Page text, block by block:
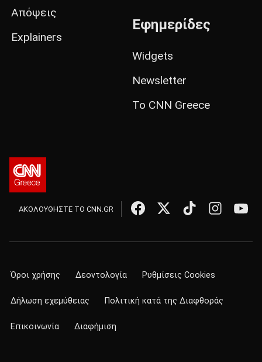
Απόψεις
Explainers
Εφημερίδες
Widgets
Newsletter
Το CNN Greece
ΑΚΟΛΟΥΘΗΣΤΕ ΤΟ CNN.GR
Όροι χρήσης Δεοντολογία Ρυθμίσεις Cookies
Δήλωση εχεμύθειας Πολιτική κατά της Διαφθοράς
Επικοινωνία Διαφήμιση